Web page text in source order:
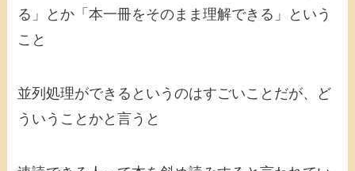
る」とか「本一冊をそのまま理解できる」という
こと
並列処理ができるというのはすごいことだが、ど
ういうことかと言うと